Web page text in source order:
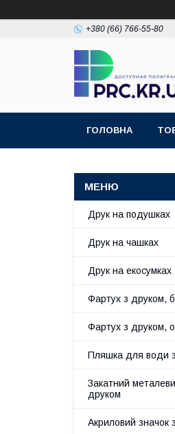
+380 (66) 766-55-80
ГОЛОВНА
Друк на подушках
Друк на чашках
Друк на екосумках
Фартух з друком,
Фартух з друком,
Пляшка для води
Закатний
друком
Акриловий значок